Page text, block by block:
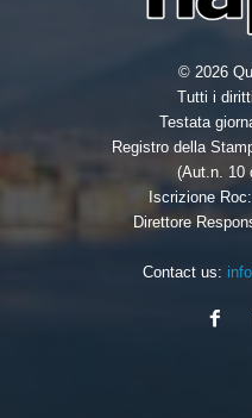
© 2026
Tutti i
Testata
Registro della
(Aut.n. 10
Iscrizione
Direttore
Contact us: